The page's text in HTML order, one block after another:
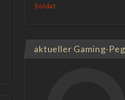
Soldat
aktueller Gaming-